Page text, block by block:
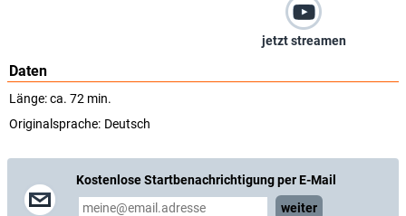
jetzt streamen
Daten
Länge: ca. 72 min.
Originalsprache: Deutsch
Kostenlose Startbenachrichtigung per E-Mail
weiter